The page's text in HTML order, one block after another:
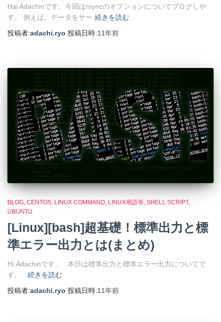
Hai Adachinです。今回はrsyncのオプションについてブログしや
す。 例えば、データをサー 続きを読む
投稿者:adachi.ryo 投稿日時:11年前
BLOG CENTOS LINUX COMMAND LINUX用語等 SHELL SCRIPT
UBUNTU
[Linux][bash]超基礎！標準出力と標
準エラー出力とは(まとめ)
Hi.Adachinです。 本日は標準出力と標準エラー出力についてで
す。
続きを読む
投稿者:adachi.ryo 投稿日時:11年前